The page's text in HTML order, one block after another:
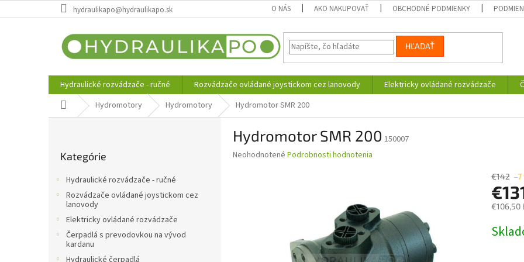
na
hydraulikapo@hydraulikapo.sk O NÁS AKO NAKUPOVAŤ OBCHODNÉ PODMIENKY
HĽADAŤ
Hydraulické rozvádzače - ručné Rozvádzače ovládané joystickom cez lanovody Elektricky ovládané rozvádzače
DomovHydromotory Hydromotory Hydromotor SMR 200
kategórie
Kategórie
Hydraulické rozvádzače - ručné
Rozvádzače ovládané joystickom cez
lanovody
Elektricky ovládané rozvádzače
Čerpadlá s prevodovkou na vývod
kardanu
Hydraulické čerpadlá
Hydromotor SMR 200 150007
Priemerné
Neohodnotené Podrobnosti hodnotenia
€142 –7
€106,50
cena: